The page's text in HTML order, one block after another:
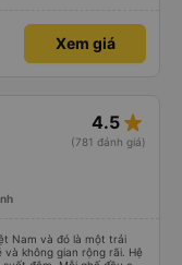
có giấc ngủ ngon vì
dừng vệ sinh nhanh
đã hứa. Tôi không biết liệu
Xem giá
4.5 star_rate
(781 đánh giá)
Nam và đó là một trải
không gian rộng rãi. Hệ